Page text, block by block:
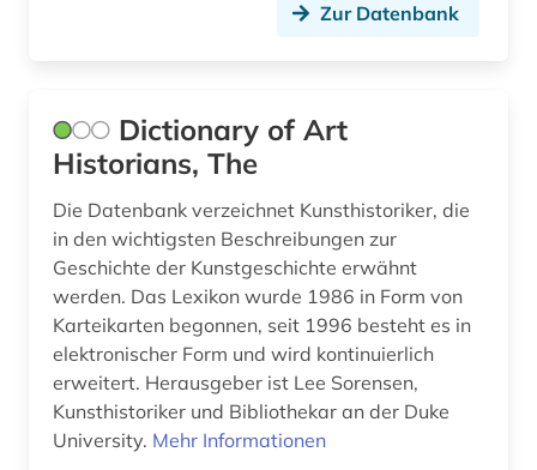
historische persönlichkeit (2)
indien (1)
indologie (1)
international (1)
iran (1)
irland (1)
Suedosteuropa (1)
USA (2)
Ungarn (3)
Zur Datenbank
Dictionary of Art
Historians, The
Die Datenbank verzeichnet Kunsthistoriker, die
in den wichtigsten Beschreibungen zur
Geschichte der Kunstgeschichte erwähnt
werden. Das Lexikon wurde 1986 in Form von
Karteikarten begonnen, seit 1996 besteht es in
elektronischer Form und wird kontinuierlich
erweitert. Herausgeber ist Lee Sorensen,
Kunsthistoriker und Bibliothekar an der Duke
University. Mehr Informationen